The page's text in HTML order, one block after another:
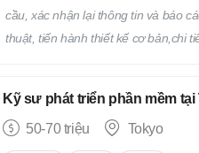
cầu, xác nhận lại thông tin và báo
thuật, tiến hành thiết kế cơ bản,chi
đề sau khi bàn giao. Các công việc
Kỹ sư phát triển phần mềm tại
50-70 triệu
Tokyo